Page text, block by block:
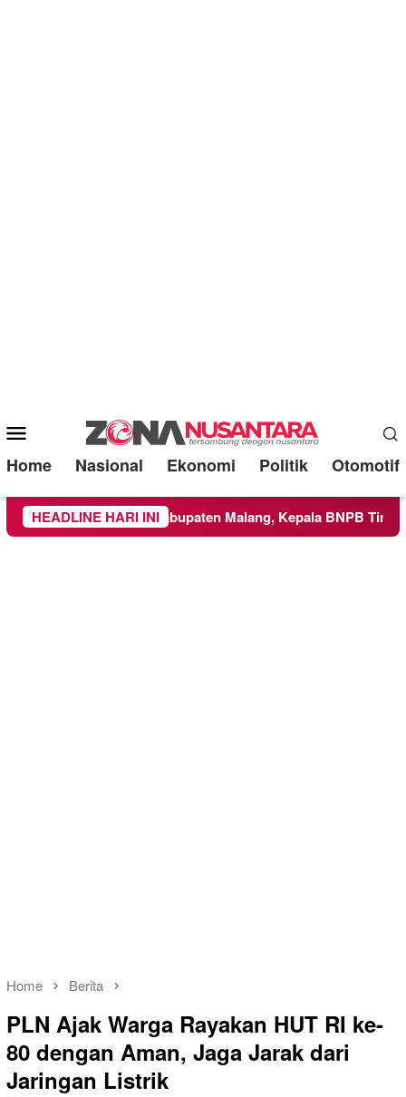
Mobile
Menu
Home Nasional Ekonomi Politik Otomotif
HEADLINE HARI INI
ke Wilayah Kabupaten Malang, Kepala BNPB Tinjau
Home Berita
PLN Ajak Warga Rayakan HUT RI ke-
80 dengan Aman, Jaga Jarak dari
Jaringan Listrik